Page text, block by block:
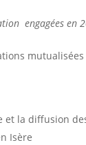
engagées en
et la diffusion
Isère